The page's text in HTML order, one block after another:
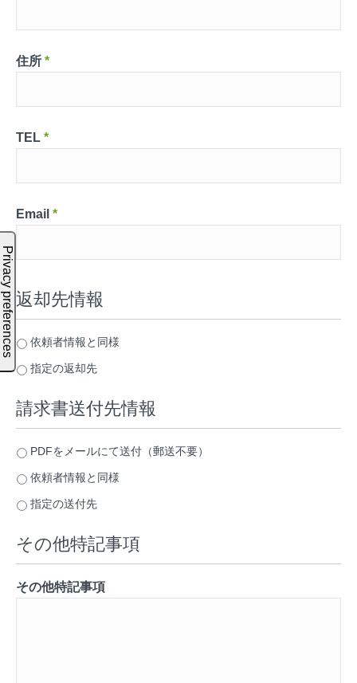
住所 *
TEL *
Email *
返却先情報
依頼者情報と同様
指定の返却先
請求書送付先情報
PDFをメールにて送付（郵送不要）
依頼者情報と同様
指定の送付先
その他特記事項
その他特記事項